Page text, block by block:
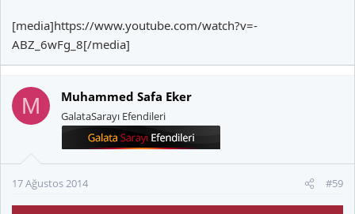
[media]https://www.youtube.com/watch?v=-
ABZ_6wFg_8[/media]
M Muhammed Safa Eker
GalataSarayı Efendileri
17 Ağustos 2014 #59